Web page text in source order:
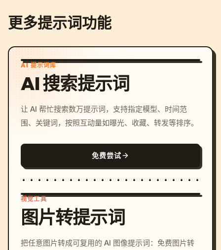
更多提示词功能
AI 提示词库
AI 搜索提示词
让 AI 帮忙搜索数万提示词，支持指定模型、时间范
围、关键词，按照互动量如曝光、收藏、转发等排序。
免费尝试
c, cyberpunk sunset, neon
视觉工具
图片转提示词
把任意图片转成可复用的 AI 图像提示词：免费图片转